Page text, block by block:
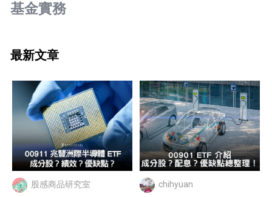
基金實務
最新文章
股感商品研究室 chihyuan